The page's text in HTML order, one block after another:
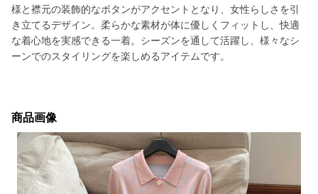
様と襟元の装飾的なボタンがアクセントとなり、女性らしさを引
き立てるデザイン。柔らかな素材が体に優しくフィットし、快適
な着心地を実感できる一着。シーズンを通して活躍し、様々なシ
ーンでのスタイリングを楽しめるアイテムです。
商品画像